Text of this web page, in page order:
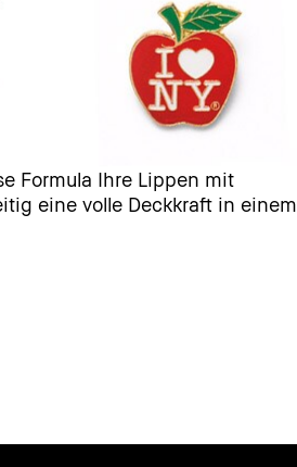
Formula Ihre Lippen mit
eine volle Deckkraft in einem